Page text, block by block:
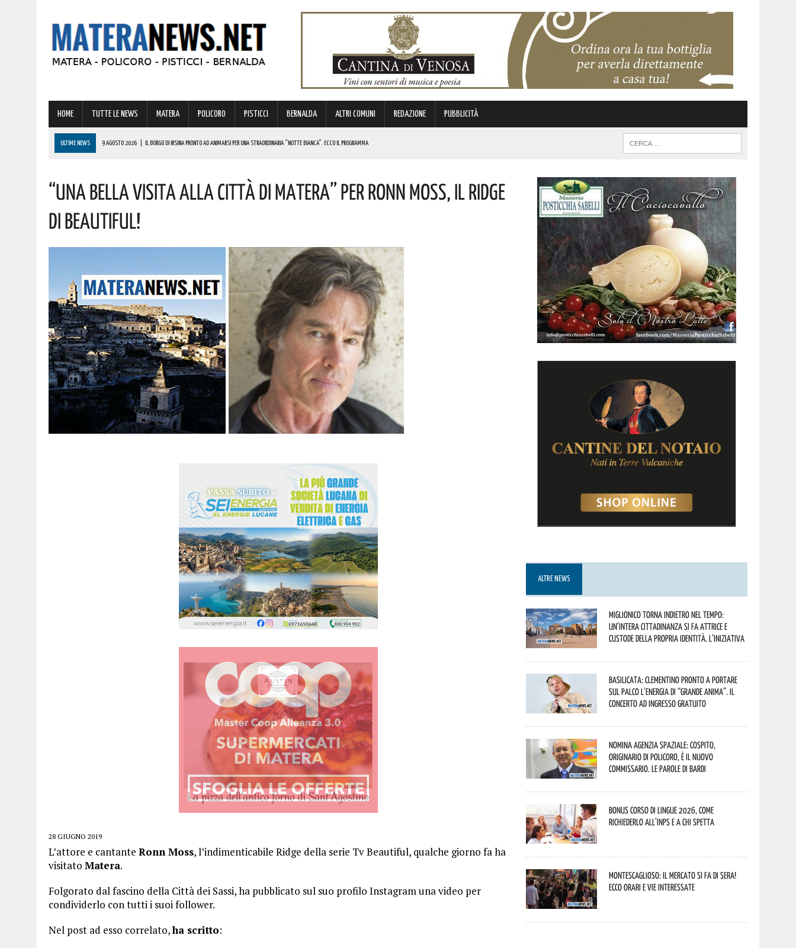
HOME TUTTE LE NEWS MATERA POLICORO PISTICCI BERNALDA ALTRI COMUNI REDAZIONE PUBBLICITÀ
ULTIME NEWS 9 AGOSTO 2026 IL BORGO DI IRSINA PRONTO AD ANIMARSI PER UNA STRAORDINARIA “NOTTE BIANCA”. ECCO IL PROGRAMMA
MONDI LUCANI, PREMIATE MOLTE GRANDI PERSONALITÀ DEL MATERANO: TUTTE METTERANNO A DISPOSIZIONE DEL TERRITORIO ESPERIENZE E RELAZIONI MATURATE IN ITALIA E ALL’ESTERO.
COMPLIMENTI
9 AGOSTO 2026 VINCITA DA RECORD IN BASILICATA DI OLTRE 600000 EURO! AUGURI AL FORTUNATO
“Una Bella Visita Alla Città Di Matera” Per Ronn Moss, Il Ridge
Di Beautiful!
28 GIUGNO 2019
L’attore e cantante Ronn Moss, l’indimenticabile Ridge della serie Tv Beautiful, qualche giorno fa ha
visitato Matera.
Folgorato dal fascino della Città dei Sassi, ha pubblicato sul suo profilo Instagram una video per
condividerlo con tutti i suoi follower.
Nel post ad esso correlato,ha scritto:
ALTRE NEWS
Miglionico torna indietro nel tempo:
un’intera cittadinanza si fa attrice e
custode della propria identità. L’iniziativa
Basilicata: Clementino pronto a portare
sul palco l’energia di “Grande Anima”. Il
concerto ad ingresso gratuito
Nomina Agenzia Spaziale: Cospito,
originario di Policoro, è il nuovo
commissario. Le parole di Bardi
Bonus corso di lingue 2026, come
richiederlo all’INPS e a chi spetta
Montescaglioso: il mercato si fa di sera!
Ecco orari e vie interessate